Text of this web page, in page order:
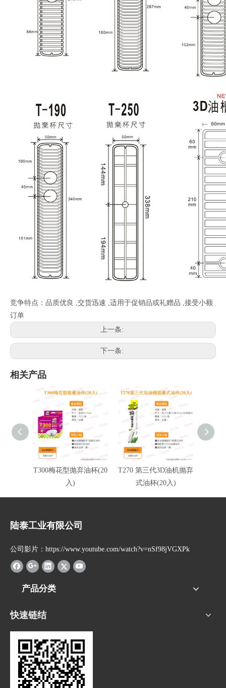
竞争特点：品质优良 ,交货迅速 ,适用于促销品或礼赠品 ,接受小额
订单
上一条:
下一条:
相关产品
T300梅花型抛弃油杯(20
入)
T270 第三代3D油机抛弃
式油杯(20入)
陆泰工业有限公司
公司影片：https://www.youtube.com/watch?v=nSf98jVGXPk
产品分类
快速链结